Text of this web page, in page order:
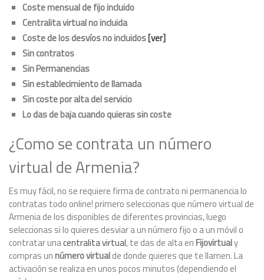
Coste mensual de fijo incluido
Centralita virtual no incluida
Coste de los desvíos no incluidos[ver]
Sin contratos
Sin Permanencias
Sin establecimiento de llamada
Sin coste por alta del servicio
Lo das de baja cuando quieras sin coste
¿Como se contrata un número
virtual de Armenia?
Es muy fácil, no se requiere firma de contrato ni permanencia lo
contratas todo online! primero seleccionas que número virtual de
Armenia de los disponibles de diferentes provincias, luego
seleccionas si lo quieres desviar a un número fijo o a un móvil o
contratar unacentralita virtual, te das de alta enFijovirtualy
compras unnúmero virtualde donde quieres que te llamen. La
activación se realiza en unos pocos minutos (dependiendo el